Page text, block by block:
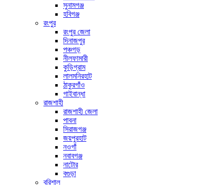
সুনামগঞ্জ
হবিগঞ্জ
রংপুর
রংপুর জেলা
দিনাজপুর
পঞ্চগড়
নীলফামারী
কুড়িগ্রাম
লালমনিরহাট
ঠাকুরগাঁও
গাইবান্ধা
রাজশাহী
রাজশাহী জেলা
পাবনা
সিরাজগঞ্জ
জয়পুরহাট
নওগাঁ
নবাবগঞ্জ
নাটোর
বগুড়া
বরিশাল